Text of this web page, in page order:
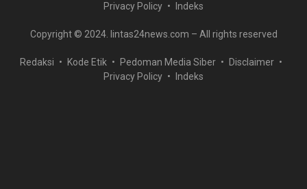
Privacy Policy
Indeks
Copyright © 2024. lintas24news.com – All rights reserved
Redaksi Kode Etik Pedoman Media Siber
Disclaimer
Privacy Policy
Indeks